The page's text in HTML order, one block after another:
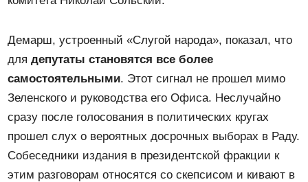
Демарш, устроенный «Слугой народа», показал, что
длядепутаты становятся все более
самостоятельными. Этот сигнал не прошел мимо
Зеленского и руководства его Офиса. Неслучайно
сразу после голосования в политических кругах
прошел слух о вероятных досрочных выборах в Раду.
Собеседники издания в президентской фракции к
этим разговорам относятся со скепсисом и кивают в